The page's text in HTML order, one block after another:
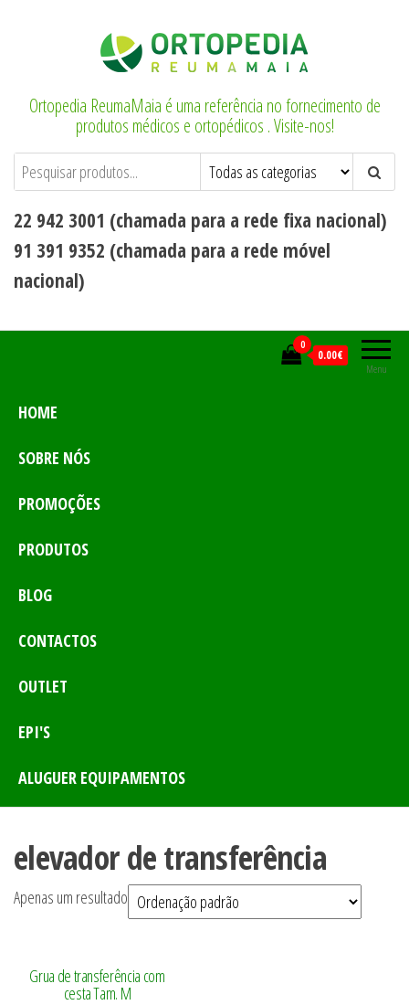
Ortopedia ReumaMaia é uma referência no fornecimento de
produtos médicos e ortopédicos . Visite-nos!
22 942 3001 (chamada para a rede fixa nacional)
91 391 9352 (chamada para a rede móvel
nacional)
Menu
0
0.00€
HOME
SOBRE NÓS
PROMOÇÕES
PRODUTOS
BLOG
CONTACTOS
OUTLET
EPI'S
ALUGUER EQUIPAMENTOS
elevador de transferência
Apenas um resultado
Grua de transferência com
cesta Tam. M